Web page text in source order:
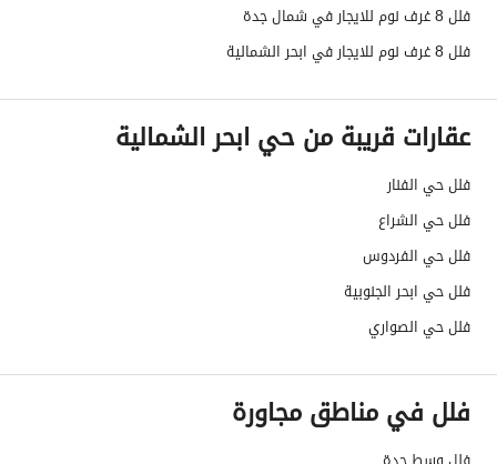
صرف صحي
نعم
تفاصيل اضافية
عمر العقار
اكثر من عشر سنوات
عرض الشارع
رقم المخطط
رقم صك الملكية
حدود واطوال العقار
-
الضمانات والمدة
فلل 8 غرف نوم للايجار في شمال جدة
فلل 8 غرف نوم للايجار في ابحر الشمالية
عقارات قريبة من حي ابحر الشمالية
فلل حي الفنار
فلل حي الشراع
فلل حي الفردوس
فلل حي ابحر الجنوبية
فلل حي الصواري
فلل في مناطق مجاورة